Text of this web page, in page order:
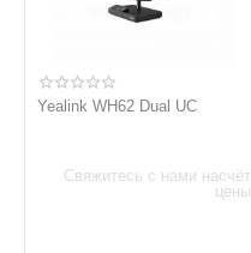
Yealink WH62 Dual UC
Свяжитесь с нами насчёт
цены